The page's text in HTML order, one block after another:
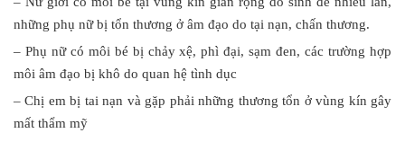
những phụ nữ bị tổn thương ở âm đạo do tại nạn, chấn thương.
– Phụ nữ có môi bé bị chảy xệ, phì đại, sạm đen, các trường hợp
môi âm đạo bị khô do quan hệ tình dục
– Chị em bị tai nạn và gặp phải những thương tổn ở vùng kín gây
mất thẩm mỹ